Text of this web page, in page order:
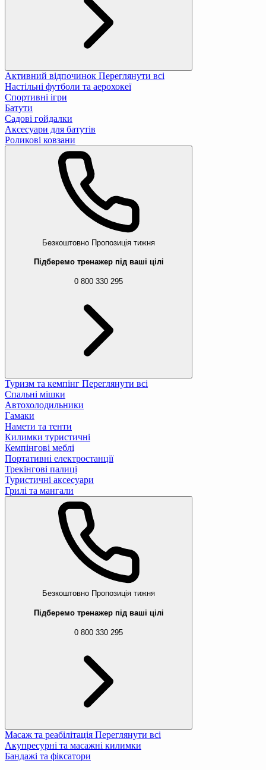
Активний відпочинок Переглянути всі
Настільні футболи та аерохокеї
Спортивні ігри
Батути
Садові гойдалки
Аксесуари для батутів
Роликові ковзани
Безкоштовно Пропозиція тижня
Підберемо тренажер під ваші цілі
0 800 330 295
Туризм та кемпінг Переглянути всі
Спальні мішки
Автохолодильники
Гамаки
Намети та тенти
Килимки туристичні
Кемпінгові меблі
Портативні електростанції
Трекінгові палиці
Туристичні аксесуари
Грилі та мангали
Безкоштовно Пропозиція тижня
Підберемо тренажер під ваші цілі
0 800 330 295
Масаж та реабілітація Переглянути всі
Акупресурні та масажні килимки
Бандажі та фіксатори